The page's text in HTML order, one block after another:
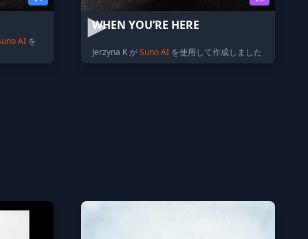
AI を
WHEN YOU’RE HERE
Jerzyna K がSuno AI を使用して作成しました